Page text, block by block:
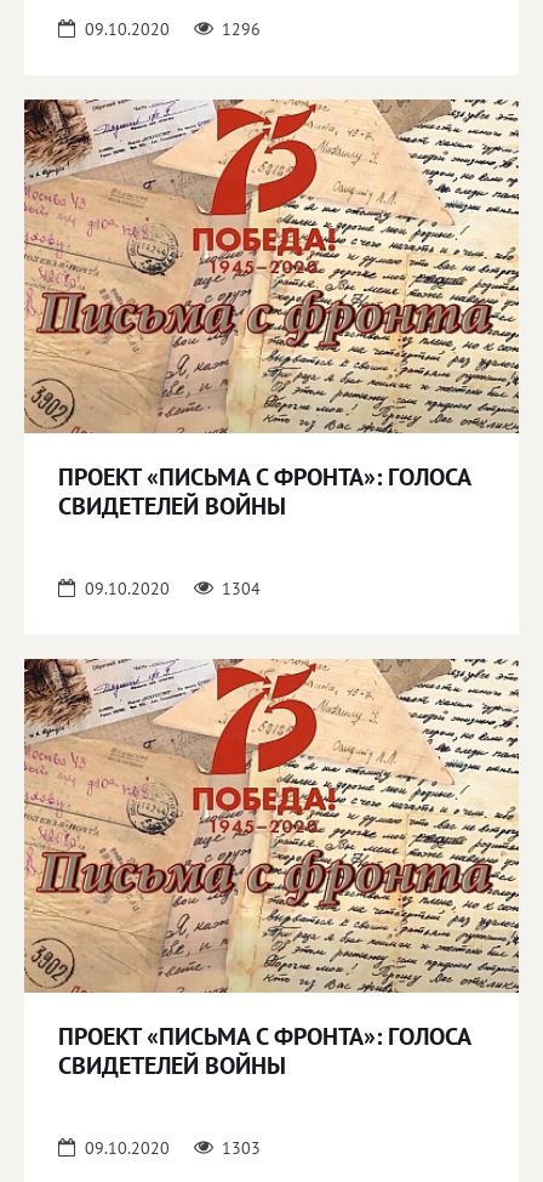
09.10.2020 1296
ПРОЕКТ «ПИСЬМА С ФРОНТА»: ГОЛОСА
СВИДЕТЕЛЕЙ ВОЙНЫ
09.10.2020 1304
ПРОЕКТ «ПИСЬМА С ФРОНТА»: ГОЛОСА
СВИДЕТЕЛЕЙ ВОЙНЫ
09.10.2020 1303